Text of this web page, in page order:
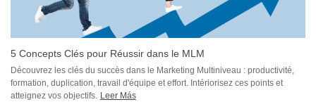
5 Concepts Clés pour Réussir dans le MLM
Découvrez les clés du succès dans le Marketing Multiniveau : productivité,
formation, duplication, travail d'équipe et effort. Intériorisez ces points et
atteignez vos objectifs. Leer Más